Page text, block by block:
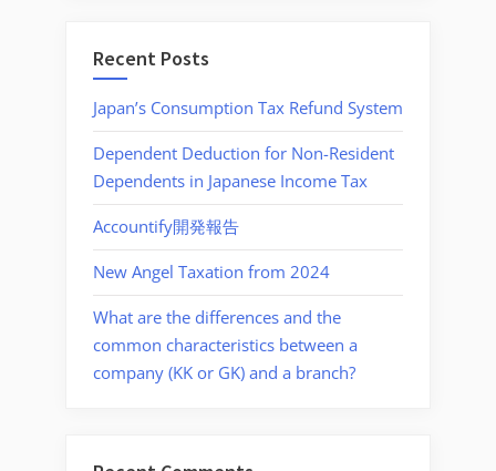
Recent Posts
Japan’s Consumption Tax Refund System
Dependent Deduction for Non-Resident
Dependents in Japanese Income Tax
Accountify開発報告
New Angel Taxation from 2024
What are the differences and the
common characteristics between a
company (KK or GK) and a branch?